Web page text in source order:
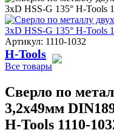
Артикул: 1110-1032
H-Tools
Все товары
Сверло по
3,2x49мм
H-Tools 1110-